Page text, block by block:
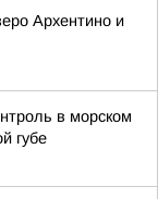
Архентино и
в морском
губе